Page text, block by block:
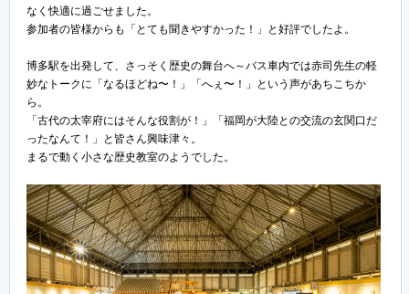
なく快適に過ごせました。
参加者の皆様からも「とても聞きやすかった！」と好評でしたよ。
博多駅を出発して、さっそく歴史の舞台へ～バス車内では赤司先生の軽
妙なトークに「なるほどね〜！」「へぇ〜！」という声があちこちか
ら。
「古代の太宰府にはそんな役割が！」「福岡が大陸との交流の玄関口だ
ったなんて！」と皆さん興味津々。
まるで動く小さな歴史教室のようでした。